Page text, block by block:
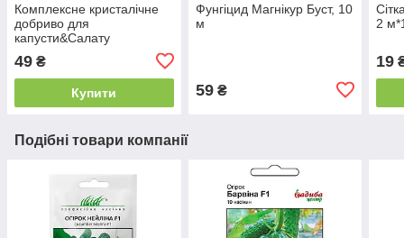
Комплексне кристалічне
добриво для
капусти&Салату
49 ₴
Купити
Фунгіцид Магнікур Буст, 10
м
59₴
2
19
Подібні товари компанії